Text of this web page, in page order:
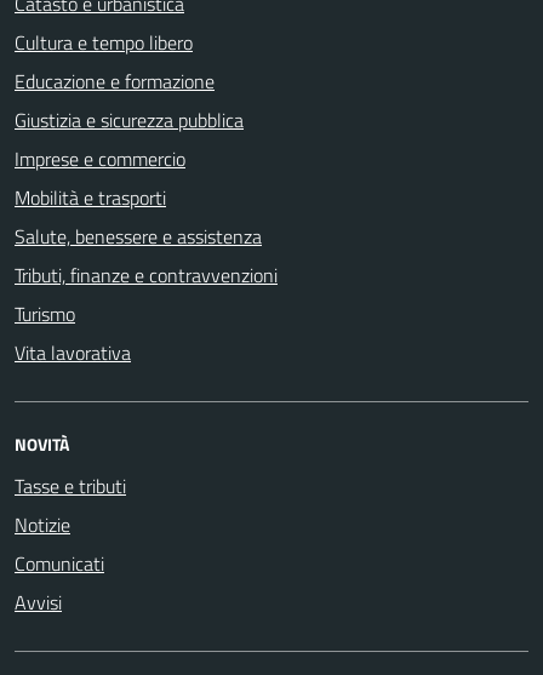
Cultura e tempo libero
Educazione e formazione
Giustizia e sicurezza pubblica
Imprese e commercio
Mobilità e trasporti
Salute, benessere e assistenza
Tributi, finanze e contravvenzioni
Turismo
Vita lavorativa
NOVITÀ
Tasse e tributi
Notizie
Comunicati
Avvisi